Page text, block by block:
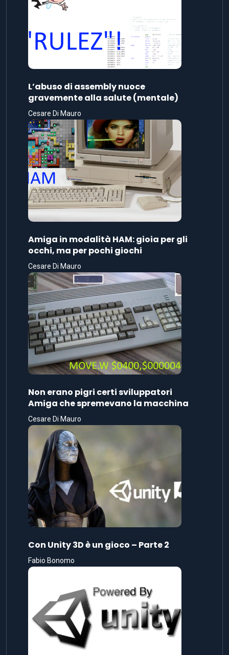
L’abuso di assembly nuoce
gravemente alla salute (mentale)
Cesare Di Mauro
Amiga in modalità HAM: gioia per gli
occhi, ma per pochi giochi
Cesare Di Mauro
Non erano pigri certi sviluppatori
Amiga che spremevano la macchina
Cesare Di Mauro
Con Unity 3D è un gioco – Parte 2
Fabio Bonomo